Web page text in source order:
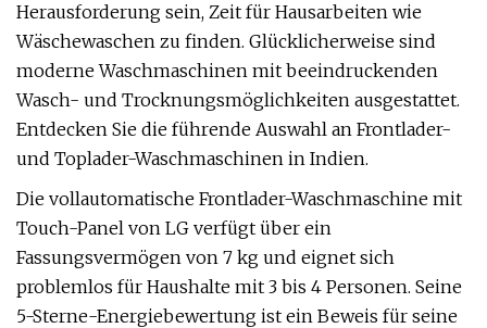
Herausforderung sein, Zeit für Hausarbeiten wie
Wäschewaschen zu finden. Glücklicherweise sind
moderne Waschmaschinen mit beeindruckenden
Wasch- und Trocknungsmöglichkeiten ausgestattet.
Entdecken Sie die führende Auswahl an Frontlader-
und Toplader-Waschmaschinen in Indien.
Die vollautomatische Frontlader-Waschmaschine mit
Touch-Panel von LG verfügt über ein
Fassungsvermögen von 7 kg und eignet sich
problemlos für Haushalte mit 3 bis 4 Personen. Seine
5-Sterne-Energiebewertung ist ein Beweis für seine